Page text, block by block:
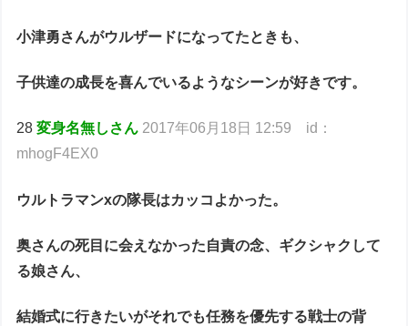
小津勇さんがウルザードになってたときも、
子供達の成長を喜んでいるようなシーンが好きです。
28変身名無しさん 2017年06月18日 12:59 id：
mhogF4EX0
ウルトラマンxの隊長はカッコよかった。
奥さんの死目に会えなかった自責の念、ギクシャクして
る娘さん、
結婚式に行きたいがそれでも任務を優先する戦士の背